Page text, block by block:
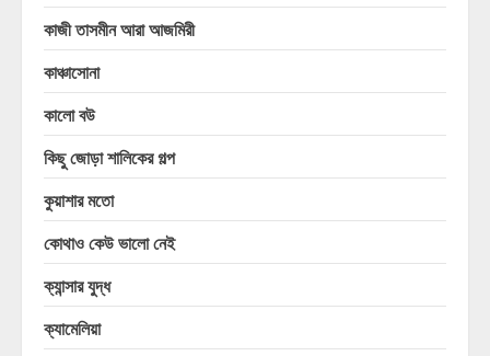
কাজী তাসমীন আরা আজমিরী
কাঞ্চাসোনা
কালো বউ
কিছু জোড়া শালিকের গল্প
কুয়াশার মতো
কোথাও কেউ ভালো নেই
ক্যান্সার যুদ্ধ
ক্যামেলিয়া